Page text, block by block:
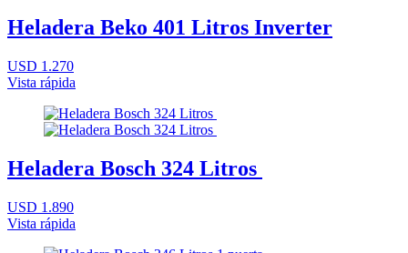
Heladera Beko 401 Litros Inverter
USD 1.270
Vista rápida
Heladera Bosch 324 Litros
USD 1.890
Vista rápida